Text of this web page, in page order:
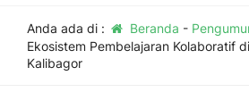
Anda ada di : Beranda -
Ekosistem Pembelajaran Kolaboratif
Kalibagor